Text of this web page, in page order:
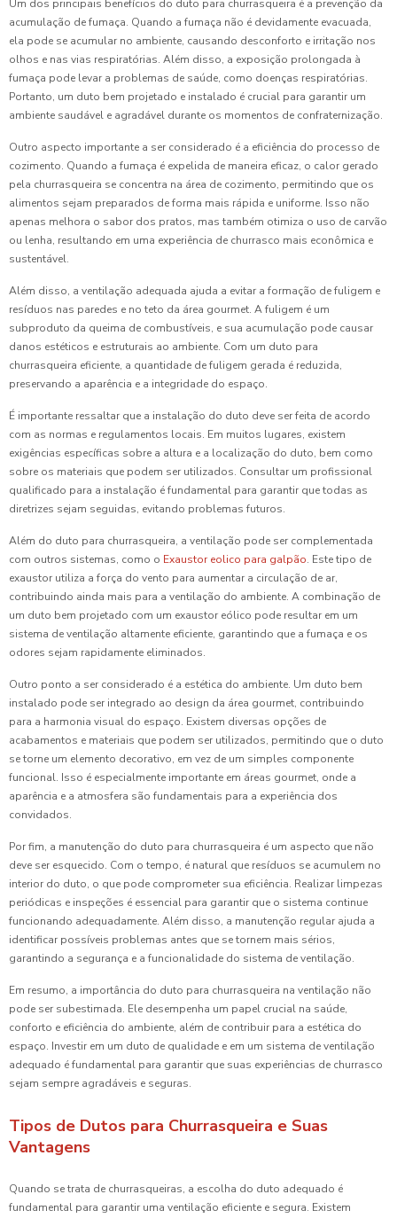
Um dos principais benefícios do duto para churrasqueira é a prevenção da
acumulação de fumaça. Quando a fumaça não é devidamente evacuada,
ela pode se acumular no ambiente, causando desconforto e irritação nos
olhos e nas vias respiratórias. Além disso, a exposição prolongada à
fumaça pode levar a problemas de saúde, como doenças respiratórias.
Portanto, um duto bem projetado e instalado é crucial para garantir um
ambiente saudável e agradável durante os momentos de confraternização.
Outro aspecto importante a ser considerado é a eficiência do processo de
cozimento. Quando a fumaça é expelida de maneira eficaz, o calor gerado
pela churrasqueira se concentra na área de cozimento, permitindo que os
alimentos sejam preparados de forma mais rápida e uniforme. Isso não
apenas melhora o sabor dos pratos, mas também otimiza o uso de carvão
ou lenha, resultando em uma experiência de churrasco mais econômica e
sustentável.
Além disso, a ventilação adequada ajuda a evitar a formação de fuligem e
resíduos nas paredes e no teto da área gourmet. A fuligem é um
subproduto da queima de combustíveis, e sua acumulação pode causar
danos estéticos e estruturais ao ambiente. Com um duto para
churrasqueira eficiente, a quantidade de fuligem gerada é reduzida,
preservando a aparência e a integridade do espaço.
É importante ressaltar que a instalação do duto deve ser feita de acordo
com as normas e regulamentos locais. Em muitos lugares, existem
exigências específicas sobre a altura e a localização do duto, bem como
sobre os materiais que podem ser utilizados. Consultar um profissional
qualificado para a instalação é fundamental para garantir que todas as
diretrizes sejam seguidas, evitando problemas futuros.
Além do duto para churrasqueira, a ventilação pode ser complementada
com outros sistemas, como o Exaustor eolico para galpão. Este tipo de
exaustor utiliza a força do vento para aumentar a circulação de ar,
contribuindo ainda mais para a ventilação do ambiente. A combinação de
um duto bem projetado com um exaustor eólico pode resultar em um
sistema de ventilação altamente eficiente, garantindo que a fumaça e os
odores sejam rapidamente eliminados.
Outro ponto a ser considerado é a estética do ambiente. Um duto bem
instalado pode ser integrado ao design da área gourmet, contribuindo
para a harmonia visual do espaço. Existem diversas opções de
acabamentos e materiais que podem ser utilizados, permitindo que o duto
se torne um elemento decorativo, em vez de um simples componente
funcional. Isso é especialmente importante em áreas gourmet, onde a
aparência e a atmosfera são fundamentais para a experiência dos
convidados.
Por fim, a manutenção do duto para churrasqueira é um aspecto que não
deve ser esquecido. Com o tempo, é natural que resíduos se acumulem no
interior do duto, o que pode comprometer sua eficiência. Realizar limpezas
periódicas e inspeções é essencial para garantir que o sistema continue
funcionando adequadamente. Além disso, a manutenção regular ajuda a
identificar possíveis problemas antes que se tornem mais sérios,
garantindo a segurança e a funcionalidade do sistema de ventilação.
Em resumo, a importância do duto para churrasqueira na ventilação não
pode ser subestimada. Ele desempenha um papel crucial na saúde,
conforto e eficiência do ambiente, além de contribuir para a estética do
espaço. Investir em um duto de qualidade e em um sistema de ventilação
adequado é fundamental para garantir que suas experiências de churrasco
sejam sempre agradáveis e seguras.
Tipos de Dutos para Churrasqueira e Suas
Vantagens
Quando se trata de churrasqueiras, a escolha do duto adequado é
fundamental para garantir uma ventilação eficiente e segura. Existem